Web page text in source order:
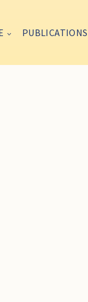
PUBLICATIONS